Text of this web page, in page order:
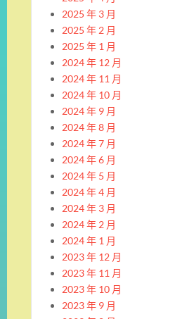
2025 年 3 月
2025 年 2 月
2025 年 1 月
2024 年 12 月
2024 年 11 月
2024 年 10 月
2024 年 9 月
2024 年 8 月
2024 年 7 月
2024 年 6 月
2024 年 5 月
2024 年 4 月
2024 年 3 月
2024 年 2 月
2024 年 1 月
2023 年 12 月
2023 年 11 月
2023 年 10 月
2023 年 9 月